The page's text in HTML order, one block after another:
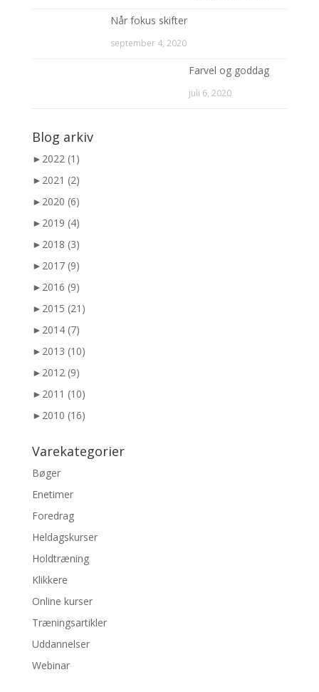
Når fokus skifter
september 4, 2020
Farvel og goddag
juli 6, 2020
Blog arkiv
► 2022 (1)
► 2021 (2)
► 2020 (6)
► 2019 (4)
► 2018 (3)
► 2017 (9)
► 2016 (9)
► 2015 (21)
► 2014 (7)
► 2013 (10)
► 2012 (9)
► 2011 (10)
► 2010 (16)
Varekategorier
Bøger
Enetimer
Foredrag
Heldagskurser
Holdtræning
Klikkere
Online kurser
Træningsartikler
Uddannelser
Webinar